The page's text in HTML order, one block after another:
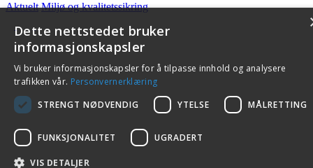
Aktuelt Miljø og kvalitetssikring
Dette nettstedet bruker
informasjonskapsler
Vi bruker informasjonskapsler for å tilpasse innhold og analysere
trafikken vår. Personvernerklæring
STRENGT NØDVENDIG
YTELSE MÅLRETTING
FUNKSJONALITET UGRADERT
VIS DETALJER